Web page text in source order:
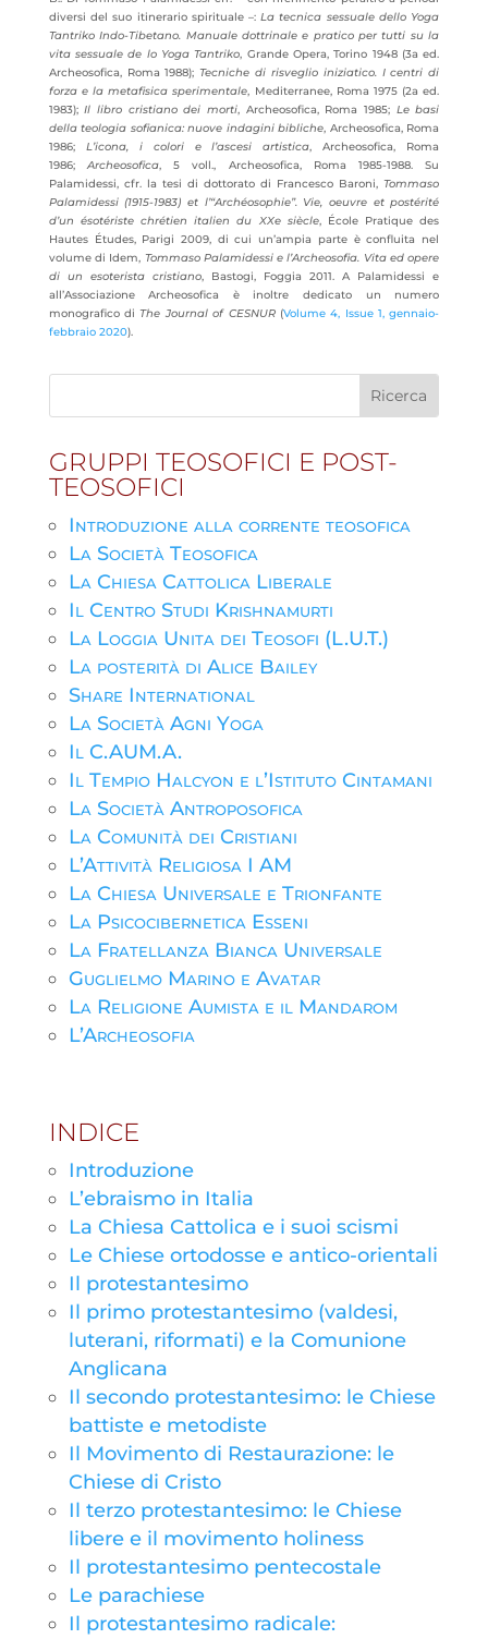
diversi del suo itinerario spirituale –: La tecnica sessuale dello Yoga
Tantriko Indo-Tibetano. Manuale dottrinale e pratico per tutti su la
vita sessuale de lo Yoga Tantriko, Grande Opera, Torino 1948 (3a ed.
Archeosofica, Roma 1988);Tecniche di risveglio iniziatico. I centri di
forza e la metafisica sperimentale, Mediterranee, Roma 1975 (2a ed.
1983);Il libro cristiano dei morti, Archeosofica, Roma 1985; Le basi
della teologia sofianica: nuove indagini bibliche, Archeosofica, Roma
1986; L’icona, i colori e l’ascesi artistica, Archeosofica, Roma
1986;Archeosofica, 5 voll., Archeosofica, Roma 1985-1988. Su
Palamidessi, cfr. la tesi di dottorato di Francesco Baroni,Tommaso
Palamidessi (1915-1983) et l’“Archéosophie”. Vie, oeuvre et postérité
d’un ésotériste chrétien italien du XXe siècle, École Pratique des
Hautes Études, Parigi 2009, di cui un’ampia parte è confluita nel
volume di Idem, Tommaso Palamidessi e l’Archeosofia. Vita ed opere
di un esoterista cristiano, Bastogi, Foggia 2011. A Palamidessi e
all’Associazione Archeosofica è inoltre dedicato un numero
monografico diThe Journal of CESNUR(Volume 4, Issue 1, gennaio-
febbraio 2020).
GRUPPI TEOSOFICI E POST-
TEOSOFICI
Introduzione alla corrente teosofica
La Società Teosofica
La Chiesa Cattolica Liberale
Il Centro Studi Krishnamurti
La Loggia Unita dei Teosofi (L.U.T.)
La posterità di Alice Bailey
Share International
La Società Agni Yoga
Il C.AUM.A.
Il Tempio Halcyon e l’Istituto Cintamani
La Società Antroposofica
La Comunità dei Cristiani
L’Attività Religiosa I AM
La Chiesa Universale e Trionfante
La Psicocibernetica Esseni
La Fratellanza Bianca Universale
Guglielmo Marino e Avatar
La Religione Aumista e il Mandarom
L’Archeosofia
INDICE
Introduzione
L’ebraismo in Italia
La Chiesa Cattolica e i suoi scismi
Le Chiese ortodosse e antico-orientali
Il protestantesimo
Il primo protestantesimo (valdesi,
luterani, riformati) e la Comunione
Anglicana
Il secondo protestantesimo: le Chiese
battiste e metodiste
Il Movimento di Restaurazione: le
Chiese di Cristo
Il terzo protestantesimo: le Chiese
libere e il movimento holiness
Il protestantesimo pentecostale
Le parachiese
Il protestantesimo radicale: